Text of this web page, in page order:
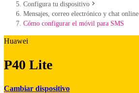
Configura tu dispositivo
Mensajes, correo electrónico y chat online
Cómo configurar el móvil para SMS
Huawei
P40 Lite
Cambiar dispositivo